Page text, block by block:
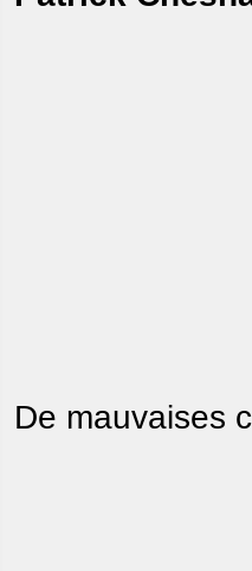
De mauvaises